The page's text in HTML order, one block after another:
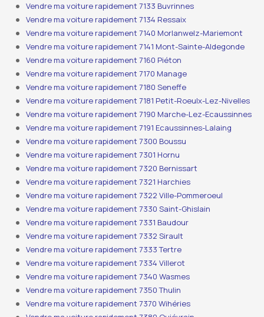
Vendre ma voiture rapidement 7133 Buvrinnes
Vendre ma voiture rapidement 7134 Ressaix
Vendre ma voiture rapidement 7140 Morlanwelz-Mariemont
Vendre ma voiture rapidement 7141 Mont-Sainte-Aldegonde
Vendre ma voiture rapidement 7160 Piéton
Vendre ma voiture rapidement 7170 Manage
Vendre ma voiture rapidement 7180 Seneffe
Vendre ma voiture rapidement 7181 Petit-Roeulx-Lez-Nivelles
Vendre ma voiture rapidement 7190 Marche-Lez-Ecaussinnes
Vendre ma voiture rapidement 7191 Ecaussinnes-Lalaing
Vendre ma voiture rapidement 7300 Boussu
Vendre ma voiture rapidement 7301 Hornu
Vendre ma voiture rapidement 7320 Bernissart
Vendre ma voiture rapidement 7321 Harchies
Vendre ma voiture rapidement 7322 Ville-Pommeroeul
Vendre ma voiture rapidement 7330 Saint-Ghislain
Vendre ma voiture rapidement 7331 Baudour
Vendre ma voiture rapidement 7332 Sirault
Vendre ma voiture rapidement 7333 Tertre
Vendre ma voiture rapidement 7334 Villerot
Vendre ma voiture rapidement 7340 Wasmes
Vendre ma voiture rapidement 7350 Thulin
Vendre ma voiture rapidement 7370 Wihéries